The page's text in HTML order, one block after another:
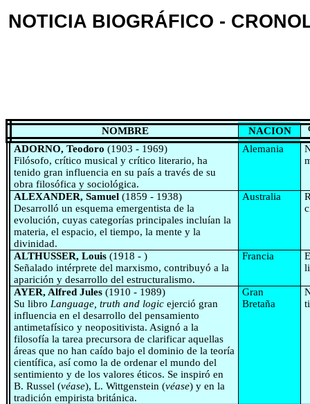
NOTICIA BIOGRÁFICO -
NOMBRE NACION
ADORNO, Teodoro (1903 - 1969)
Filósofo, crítico musical y crítico literario, ha
tenido gran influencia en su país a través de su
obra filosófica y sociológica.
Alemania
ALEXANDER, Samuel(1859 - 1938)
Desarrolló un esquema emergentista de la
evolución, cuyas categorías principales incluían la
materia, el espacio, el tiempo, la mente y la
divinidad.
Australia
ALTHUSSER, Louis(1918 - )
Señalado intérprete del marxismo, contribuyó a la
aparición y desarrollo del estructuralismo.
Francia
AYER, Alfred Jules(1910 - 1989)
Su libro Language, truth and logicejerció gran
influencia en el desarrollo del pensamiento
antimetafísico y neopositivista. Asignó a la
filosofía la tarea precursora de clarificar aquellas
áreas que no han caído bajo el dominio de la teoría
científica, así como la de ordenar el mundo del
sentimiento y de los valores éticos. Se inspiró en
B. Russel (véase), L. Wittgenstein (véase) y en la
tradición empirista británica.
Gran
Bretaña